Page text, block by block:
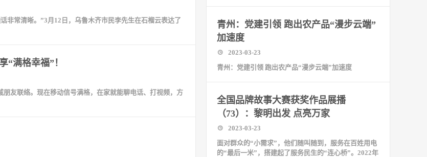
常清晰。”3月12日，乌鲁木齐市民李先生在石榴云表达了
“满格幸福”！
友联络。现在移动信号满格，在家就能聊电话、打视频，方
青州：党建引领 跑出农产品“漫步云端”
加速度
2023-03-23
青州：党建引领 跑出农产品“漫步云端”加速度
全国品牌故事大赛获奖作品展播
（73）：黎明出发 点亮万家
2023-03-23
面对群众的“小需求”，他们随叫随到，服务在百姓用电
的“最后一米”，搭建起了服务民生的“连心桥”。2022年